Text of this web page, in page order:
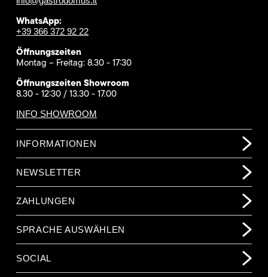
WhatsApp:
+39 366 372 92 22
Öffnungszeiten
Montag – Freitag: 8.30 - 17:30
Öffnungszeiten Showroom
8.30 - 12:30 / 13.30 - 17.00
INFO SHOWROOM
INFORMATIONEN
NEWSLETTER
ZAHLUNGEN
SPRACHE AUSWÄHLEN
SOCIAL